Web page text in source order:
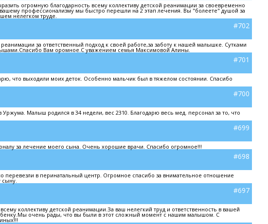
огромную благодарность всему коллективу детской реанимации за своевременно
профессионализму мы быстро перешли на 2 этап лечения. Вы "болеете" душой за
нелегком труде.
#702
за ответственный подход к своей работе,за заботу к нашей малышке. Сутками
Вам оромное.С уважением семья Максимовой Алины.
#701
что выходили моих деток. Особенно мальчик был в тяжелом состоянии. Спасибо
#700
Уржума. Малыш родился в 34 недели, вес 2310. Благодарю весь мед. персонал за то, что
#699
за лечение моего сына. Очень хорошие врачи. Спасибо огромное!!!
#698
перевезли в перинатальный центр. Огромное спасибо за внимательное отношение
сыну.
#697
коллективу детской реанимации.За ваш нелегкий труд и ответственность в вашей
очень рады, что вы были в этот сложный момент с нашим малышом. С